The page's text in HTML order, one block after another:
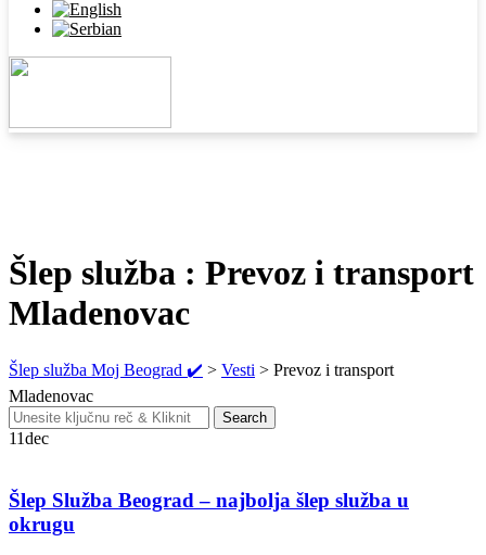
Šlep služba : Prevoz i transport
Mladenovac
Šlep služba Moj Beograd ✔️ > Vesti > Prevoz i transport
Mladenovac
Search
for:
Search
11dec
Šlep Služba Beograd – najbolja šlep služba u
okrugu